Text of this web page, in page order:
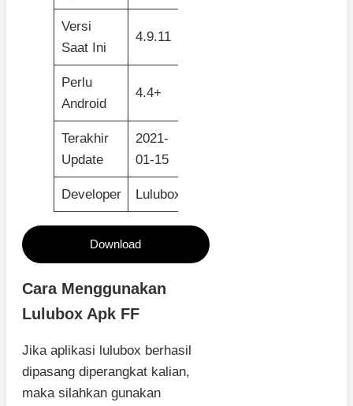
Versi
Saat Ini
4.9.11
Perlu
Android
4.4+
Terakhir
Update
2021-
01-15
Developer Lulubox
Download
Cara Menggunakan
Lulubox Apk FF
Jika aplikasi lulubox berhasil
dipasang diperangkat kalian,
maka silahkan gunakan